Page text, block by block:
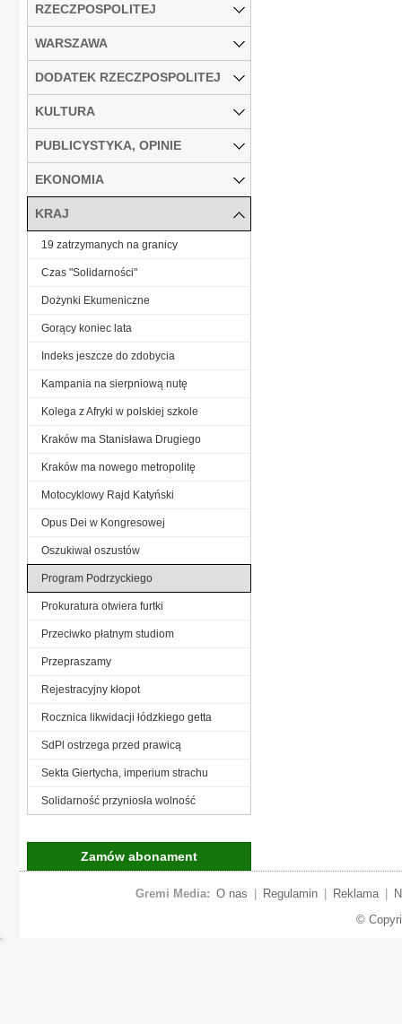
RZECZPOSPOLITEJ
WARSZAWA
DODATEK RZECZPOSPOLITEJ
KULTURA
PUBLICYSTYKA, OPINIE
EKONOMIA
KRAJ
19 zatrzymanych na granicy
Czas "Solidarności"
Dożynki Ekumeniczne
Gorący koniec lata
Indeks jeszcze do zdobycia
Kampania na sierpniową nutę
Kolega z Afryki w polskiej szkole
Kraków ma Stanisława Drugiego
Kraków ma nowego metropolitę
Motocyklowy Rajd Katyński
Opus Dei w Kongresowej
Oszukiwał oszustów
Program Podrzyckiego
Prokuratura otwiera furtki
Przeciwko płatnym studiom
Przepraszamy
Rejestracyjny kłopot
Rocznica likwidacji łódzkiego getta
SdPl ostrzega przed prawicą
Sekta Giertycha, imperium strachu
Solidarność przyniosła wolność
Zamów abonament
Gremi Media: O nas Regulamin Reklama
©